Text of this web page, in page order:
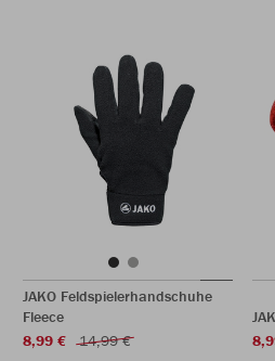
JAKO Feldspielerhandschuhe
Fleece
8,99 €
14,99 €